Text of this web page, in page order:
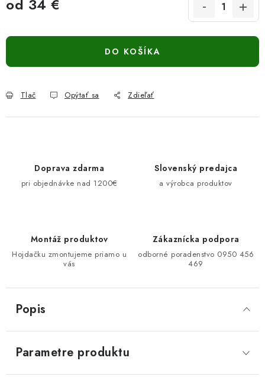
od 34 €
DO KOŠÍKA
Tlač Opýtať sa Zdieľať
Doprava zdarma
pri objednávke nad 1200€
Slovenský predajca
a výrobca produktov
Montáž produktov
Hojdačku zmontujeme priamo u
vás
Zákaznícka podpora
odborné poradenstvo 0950 456
469
Popis
Parametre produktu